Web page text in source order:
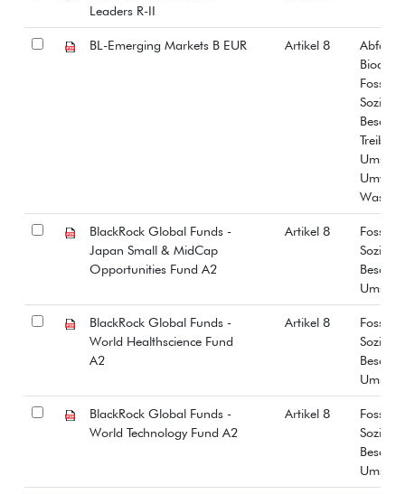
Leaders R-II
BL-Emerging Markets B EUR Artikel 8
Abfall
Fossiles
Umwelt
Wasser
BlackRock Global Funds -
Japan Small & MidCap
Opportunities Fund A2
Artikel 8
Fossiles
BlackRock Global Funds -
World Healthscience Fund
A2
Artikel 8
Fossiles
BlackRock Global Funds -
World Technology Fund A2
Artikel 8
Fossiles